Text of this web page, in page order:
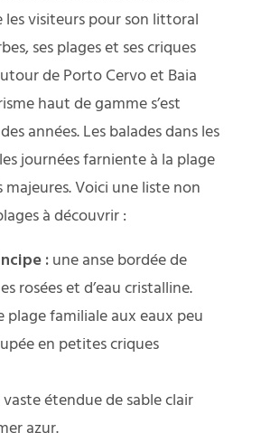
les visiteurs pour son littoral
ses plages et ses criques
de Porto Cervo et Baia
haut de gamme s’est
années. Les balades dans les
journées farniente à la plage
Voici une liste non
à découvrir :
:une anse bordée de
rosées et d’eau cristalline.
plage familiale aux eaux peu
en petites criques
étendue de sable clair